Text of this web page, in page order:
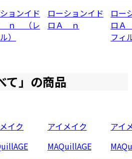
ョンイド
ｎ （レ
）
ローションイド
ロＡ ｎ
ロー
ロ
フィ
て」の商品
イク
アイメイク
MAQuillAGE
アイ